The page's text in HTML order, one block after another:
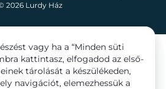
2026 Lurdy Ház
vagy ha a “Minden süti
kattintasz, elfogadod az első-
tárolását a készülékeden,
navigációt, elemezhessük a